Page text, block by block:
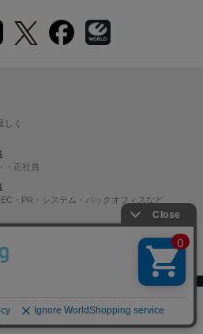
絞り込む
く
・正社員
・PR・システム・バックオフィスなど
ールアドレスを使用した
にご注意ください
索 企業情報 株主優待制度